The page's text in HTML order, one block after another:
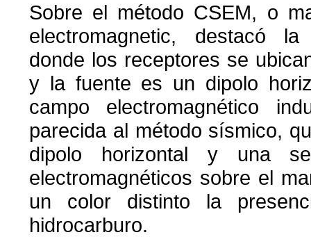
Sobre el método CSEM, o
electromagnetic, destacó
donde los receptores se
y la fuente es un dipolo
campo electromagnético
parecida al método sísmico,
dipolo horizontal y una
electromagnéticos sobre el
un color distinto la
hidrocarburo.